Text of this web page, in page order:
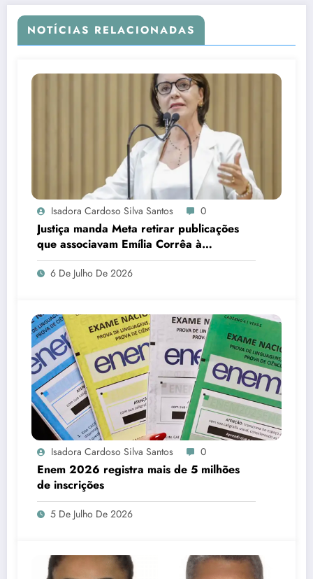
NOTÍCIAS RELACIONADAS
Isadora Cardoso Silva Santos 0
Justiça manda Meta retirar publicações
que associavam Emília Corrêa à
corrupção e identificar responsáveis
6 De Julho De 2026
Isadora Cardoso Silva Santos 0
Enem 2026 registra mais de 5 milhões
de inscrições
5 De Julho De 2026